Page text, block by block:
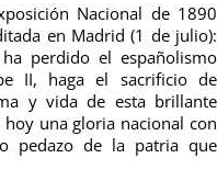
Nacional de 1890
en Madrid (1 de julio):
perdido el españolismo
II, haga el sacrificio de
y vida de esta brillante
una gloria nacional con
pedazo de la patria que